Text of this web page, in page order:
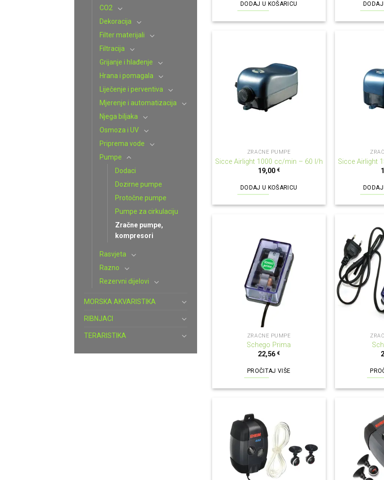
CO2
Dekoracija
Filter materijali
Filtracija
Grijanje i hlađenje
Hrana i pomagala
Liječenje i perventiva
Mjerenje i automatizacija
Njega biljaka
Osmoza i UV
Priprema vode
Pumpe
Dodaci
Dozirne pumpe
Protočne pumpe
Pumpe za cirkulaciju
Zračne pumpe,
kompresori
Rasvjeta
Razno
Rezervni dijelovi
MORSKA AKVARISTIKA
RIBNJACI
TERARISTIKA
DODAJ U KOŠARICU
ZRAČNE PUMPE
Sicce Airlight 1000 cc/min – 60 l/h
19,00 €
DODAJ U KOŠARICU
Sicce Airlight
NEMA NA ZALIHI
ZRAČNE PUMPE
Schego Prima
22,56 €
PROČITAJ VIŠE
NEMA NA ZALIHI